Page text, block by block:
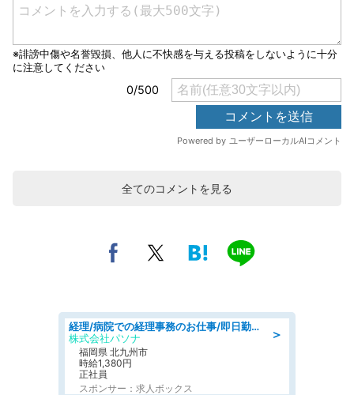
全てのコメントを見る
＞
経理/病院での経理事務のお仕事/即日勤務可/車通勤可/経理/一般事務
株式会社パソナ
福岡県 北九州市
時給1,380円
正社員
スポンサー：求人ボックス